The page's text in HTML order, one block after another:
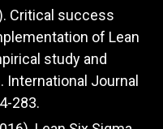
Critical success
of Lean
study and
Journal
283.